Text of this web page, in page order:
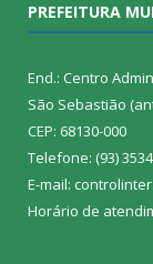
PREFEITURA
End.: Centro
São Sebastião
CEP: 68130-000
Telefone: (93)
E-mail:
Horário de